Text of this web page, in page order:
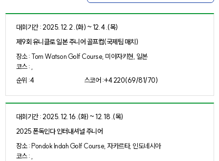
대회기간 : 2025. 12. 2 .(화) ~ 12. 4 .(목)
제9회 유니클로 일본 주니어 골프컵(국제팀 매치)
장소 : Tom Watson Golf Course, 미야자키현, 일본
코스 : ,
순위 :4 스코어 :+4 220(69/81/70)
대회기간 : 2025. 12. 16 .(화) ~ 12. 18 .(목)
2025 폰독인다 인터내셔널 주니어
장소 : Pondok Indah Golf Course, 자카르타, 인도네시아
코스 : ,